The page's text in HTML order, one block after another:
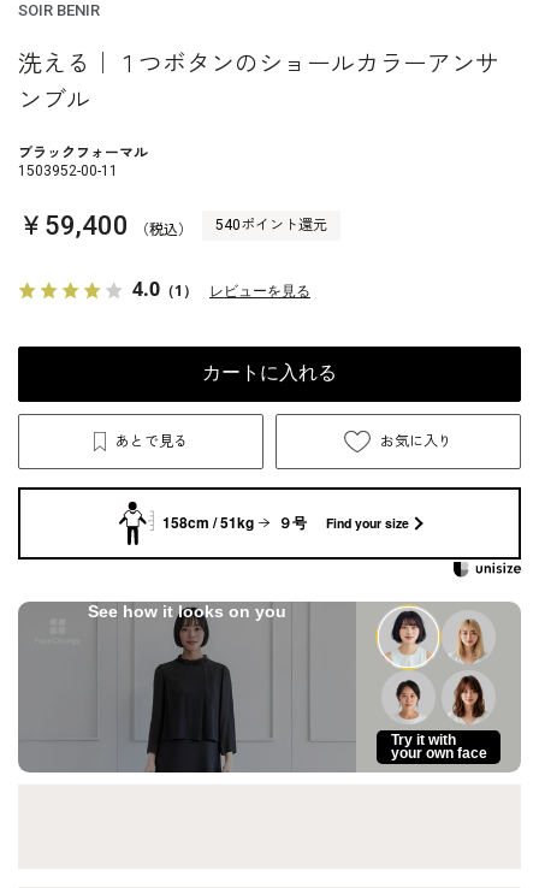
SOIR BENIR
洗える｜１つボタンのショールカラーアンサ
ンブル
ブラックフォーマル
1503952-00-11
￥59,400 （税込） 540ポイント還元
4.0 （1） レビューを見る
カートに入れる
あとで見る お気に入り
158cm / 51kg ９号 Find your size
See how it looks on you
Try it with
your own face